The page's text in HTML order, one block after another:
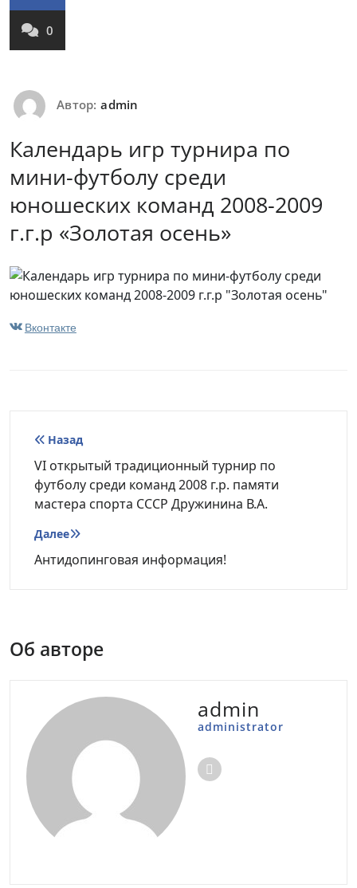
0
Автор: admin
Календарь игр турнира по
мини-футболу среди
юношеских команд 2008-2009
г.г.р «Золотая осень»
Вконтакте
Навигация
по
записям
Назад
VI открытый традиционный турнир по
футболу среди команд 2008 г.р. памяти
мастера спорта СССР Дружинина В.А.
Далее
Антидопинговая информация!
Об авторе
admin
administrator